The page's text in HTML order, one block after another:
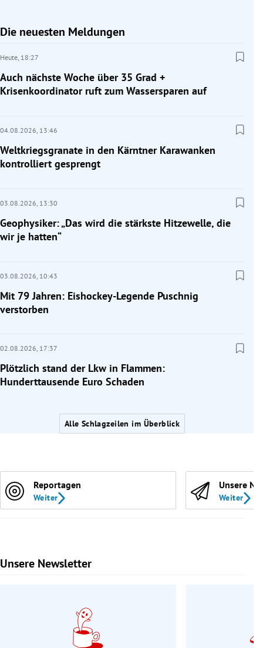
Die neuesten Meldungen
Heute, 18:27
Auch nächste Woche über 35 Grad +
Krisenkoordinator ruft zum Wassersparen auf
04.08.2026, 13:46
Weltkriegsgranate in den Kärntner Karawanken
kontrolliert gesprengt
03.08.2026, 13:30
Geophysiker: „Das wird die stärkste Hitzewelle, die
wir je hatten“
03.08.2026, 10:43
Mit 79 Jahren: Eishockey-Legende Puschnig
verstorben
02.08.2026, 17:37
Plötzlich stand der Lkw in Flammen:
Hunderttausende Euro Schaden
Alle Schlagzeilen im Überblick
Reportagen
Weiter
Unsere
Weiter
Unsere Newsletter
Slide 1 von 9